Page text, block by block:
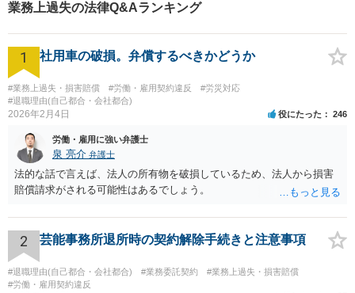
業務上過失の法律Q&Aランキング
1 社用車の破損。弁償するべきかどうか
#業務上過失・損害賠償 #労働・雇用契約違反
#労災対応
#退職理由(自己都合・会社都合)
2026年2月4日 役にたった 246
労働・雇用に強い弁護士
泉 亮介 弁護士
法的な話で言えば、法人の所有物を破損しているため、法人から損害
賠償請求がされる可能性はあるでしょう。
2 芸能事務所退所時の契約解除手続きと注意事項
#退職理由(自己都合・会社都合) #業務委託契約
#業務上過失・損害賠償
#労働・雇用契約違反